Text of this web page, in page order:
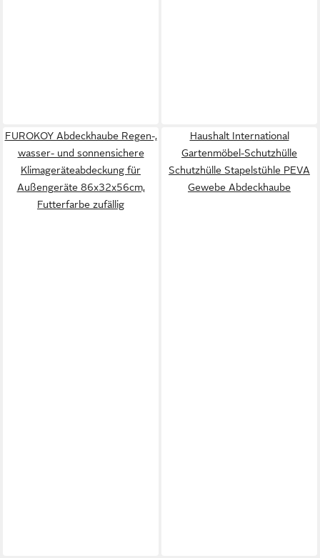
FUROKOY Abdeckhaube Regen-,
wasser- und sonnensichere
Klimageräteabdeckung für
Außengeräte 86x32x56cm,
Futterfarbe zufällig
Haushalt International
Gartenmöbel-Schutzhülle
Schutzhülle Stapelstühle PEVA
Gewebe Abdeckhaube